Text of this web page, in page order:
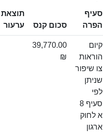
סעיף
הפרה
סכום קנס
תוצאת
ערעור
קיום
הוראות
צו שיפור
שניתן
לפי
סעיף 8
א לחוק
ארגון
39,770.00
₪